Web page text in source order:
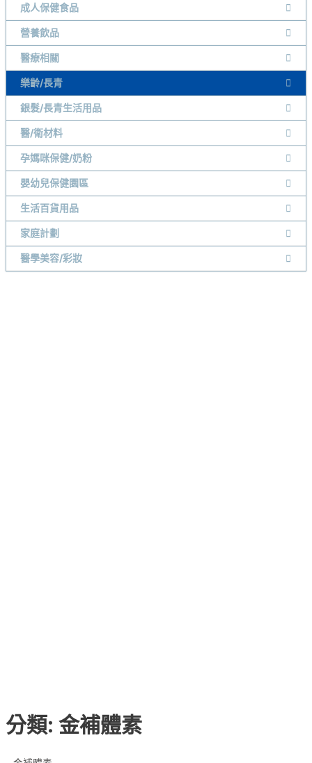
成人保健食品
營養飲品
醫療相關
樂齡/長青
銀髮/長青生活用品
醫/衛材料
孕媽咪保健/奶粉
嬰幼兒保健園區
生活百貨用品
家庭計劃
醫學美容/彩妝
分類: 金補體素